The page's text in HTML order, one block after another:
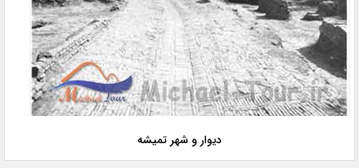
دیوار و شهر تمیشه